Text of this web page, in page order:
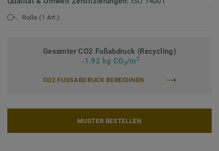
Rolle (1 Art.)
Gesamter CO2 Fußabdruck (Recycling)
-1.92 kg CO2/m2
CO2 FUSSABDRUCK BERECHNEN
MUSTER BESTELLEN